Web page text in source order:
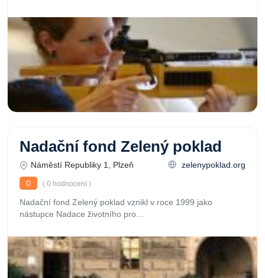
Nadační fond Zelený poklad
Náměstí Republiky 1, Plzeň
zelenypoklad.org
0
( 0 hodnocení )
Nadační fond Zelený poklad vznikl v roce 1999 jako
nástupce Nadace životního pro...